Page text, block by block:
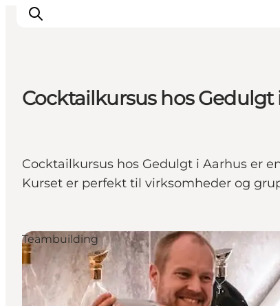
Vores service
Viden & Netværk
Kontakt
Cocktailkursus hos Gedulgt
Cocktailkursus hos Gedulgt i Aarhus er
Kurset er perfekt til virksomheder og
Teambuilding